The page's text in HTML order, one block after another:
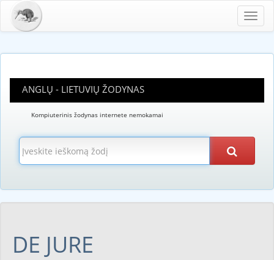
ANGLŲ - LIETUVIŲ ŽODYNAS
Kompiuterinis žodynas internete nemokamai
DE JURE